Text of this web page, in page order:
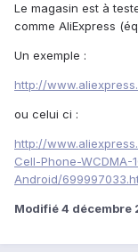
Le magasin est à
comme AliExpress
Un exemple :
http://
ou celui ci :
http://
Cell-Phone-WCDMA-
Android/
Modifié4 décembre